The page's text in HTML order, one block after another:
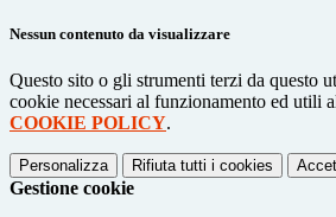
Nessun contenuto da visualizzare
Questo sito o gli strumenti terzi da questo
cookie necessari al funzionamento ed utili
COOKIE POLICY.
Personalizza Rifiuta tutti i cookies
Gestione cookie